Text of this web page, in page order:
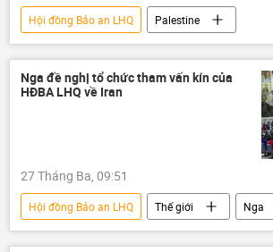
Hội đồng Bảo an LHQ
Palestine
Thế giới
Báo chí thế giới
Chính trị
xung đột
xung đột quân sự
Nga
Ai Cập
Israel
Sergey Lavrov
Nga đề nghị tổ chức tham vấn kín của
HĐBA LHQ về Iran
27 Tháng Ba, 09:51
Hội đồng Bảo an LHQ Thế giới
Nga
Iran
Hoa Kỳ
Xung đột Mỹ-Iran